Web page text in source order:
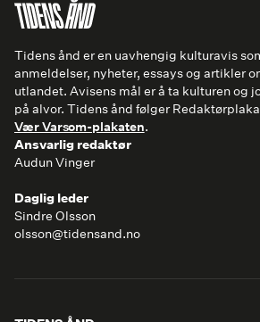
Tidens ånd er en uavhengig kulturavis
anmeldelser, nyheter, essays og artikler
utlandet. Avisens mål er å ta kulturen og
på alvor. Tidens ånd følger
Vær Varsom-plakaten.
Ansvarlig redaktør
Audun Vinger
Daglig leder
Sindre Olsson
olsson@tidensand.no